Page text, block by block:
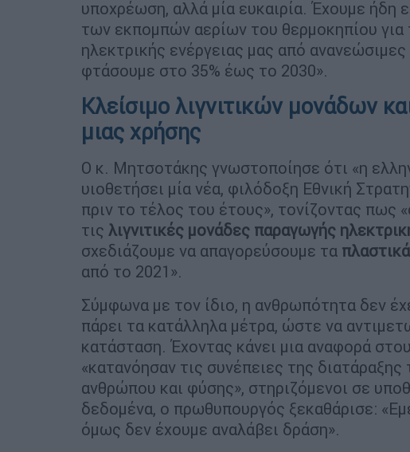
υποχρέωση, αλλά μία ευκαιρία. Έχουμε
των εκπομπών αερίων του θερμοκηπίου
ηλεκτρικής ενέργειας μας από
φτάσουμε στο 35% έως το 2030».
Κλείσιμο λιγνιτικών μονάδων
μιας χρήσης
Ο κ. Μητσοτάκης γνωστοποίησε ότι «η
υιοθετήσει μία νέα, φιλόδοξη Εθνική
πριν το τέλος του έτους», τονίζοντας πως
τις λιγνιτικές μονάδες παραγωγής
σχεδιάζουμε να απαγορεύσουμε τα
από το 2021».
Σύμφωνα με τον ίδιο, η ανθρωπότητα δεν
πάρει τα κατάλληλα μέτρα, ώστε να
κατάσταση. Έχοντας κάνει μια αναφορά
«κατανόησαν τις συνέπειες της
ανθρώπου και φύσης», στηριζόμενοι σε
δεδομένα, ο πρωθυπουργός ξεκαθάρισε:
όμως δεν έχουμε αναλάβει δράση».